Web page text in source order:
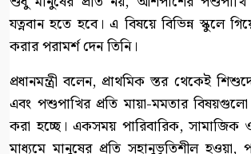
যত্নবান হতে হবে। এ বিষয়ে বিভিন্ন স্কুলে
করার পরামর্শ দেন তিনি।
প্রধানমন্ত্রী বলেন, প্রাথমিক স্তর থেকেই
এবং পশুপাখির প্রতি মায়া-মমতার বিষয়গুলো
করা হচ্ছে। একসময় পারিবারিক, সামাজিক
মাধ্যমে মানুষের প্রতি সহানুভূতিশীল হওয়া,